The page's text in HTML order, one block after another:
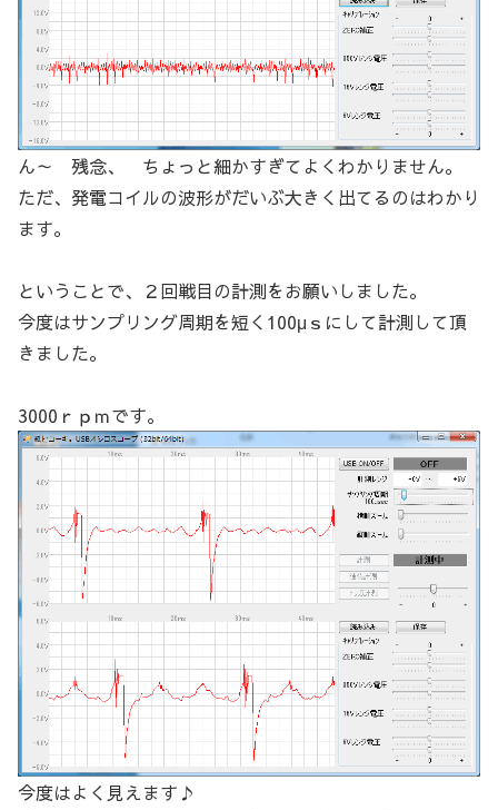
ん～ 残念、 ちょっと細かすぎてよくわかりません。
ただ、発電コイルの波形がだいぶ大きく出てるのはわかり
ます。
ということで、２回戦目の計測をお願いしました。
今度はサンプリング周期を短く100μｓにして計測して頂
きました。
3000ｒｐｍです。
今度はよく見えます♪